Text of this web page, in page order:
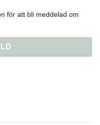
för att bli meddelad om